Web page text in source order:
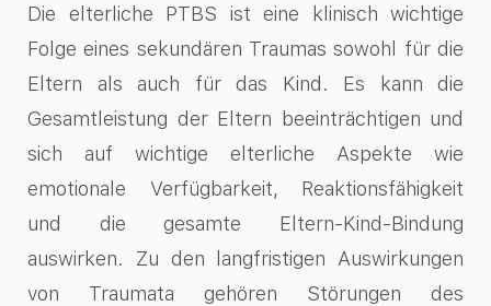
Die elterliche PTBS ist eine klinisch wichtige
Folge eines sekundären Traumas sowohl für die
Eltern als auch für das Kind. Es kann die
Gesamtleistung der Eltern beeinträchtigen und
sich auf wichtige elterliche Aspekte wie
emotionale Verfügbarkeit, Reaktionsfähigkeit
und die gesamte Eltern-Kind-Bindung
auswirken. Zu den langfristigen Auswirkungen
von Traumata gehören Störungen des